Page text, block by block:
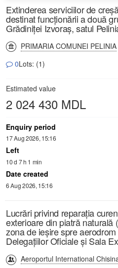
Extinderea serviciilor de
destinat funcționării a două
Grădiniței Izvoraș, satul
PRIMARIA COMUNEI PELINIA
0Lots: (1)
Estimated value
2 024 430 MDL
Enquiry period
17 Aug 2026, 15:16
Left
10 d 7 h 1 min
Date created
6 Aug 2026, 15:16
Lucrări privind reparația
exterioare din piatră naturală
zona de ieșire spre
Delegațiilor Oficiale și Sala
Aeroportul International